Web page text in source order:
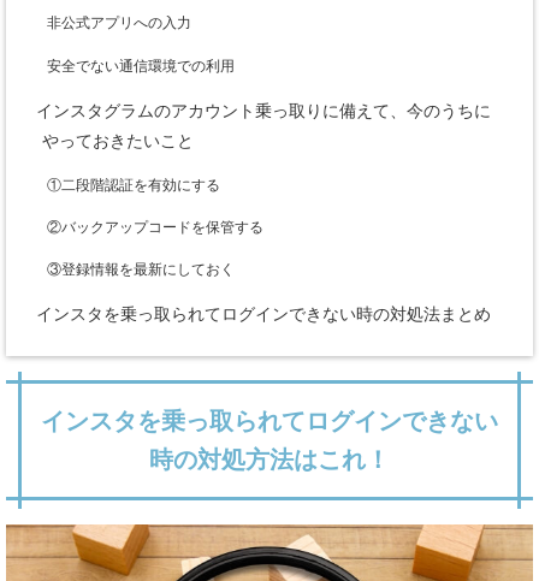
非公式アプリへの入力
安全でない通信環境での利用
インスタグラムのアカウント乗っ取りに備えて、今のうちに
やっておきたいこと
①二段階認証を有効にする
②バックアップコードを保管する
③登録情報を最新にしておく
インスタを乗っ取られてログインできない時の対処法まとめ
インスタを乗っ取られてログインできない
時の対処方法はこれ！